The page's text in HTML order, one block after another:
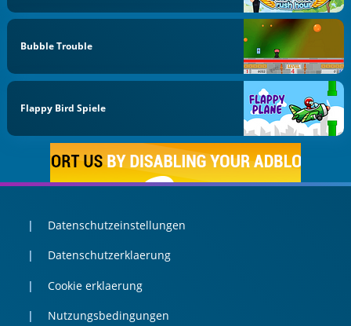
Bubble Trouble
Flappy Bird Spiele
Datenschutzeinstellungen
Datenschutzerklaerung
Cookie erklaerung
Nutzungsbedingungen